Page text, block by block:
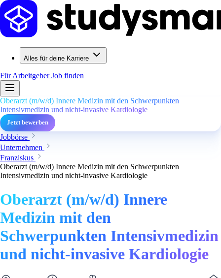
Alles für deine Karriere
Für ArbeitgeberJob finden
Oberarzt (m/w/d) Innere Medizin mit den Schwerpunkten
Intensivmedizin und nicht-invasive Kardiologie
Jetzt bewerben
Jobbörse
Unternehmen
Franziskus
Oberarzt (m/w/d) Innere Medizin mit den Schwerpunkten
Intensivmedizin und nicht-invasive Kardiologie
Oberarzt (m/w/d) Innere
Medizin mit den
Schwerpunkten Intensivmedizin
und nicht-invasive Kardiologie